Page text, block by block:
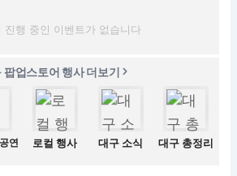
진행 중인 이벤트가 없습니다
팝업스토어 행사 더보기
연 로컬 행사 대구 소식 대구 총정리